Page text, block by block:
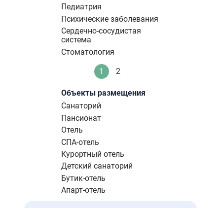
Педиатрия
Психические заболевания
Сердечно-сосудистая
система
Стоматология
Нумерация
страниц Текущая
1 Стандартное
2
Объекты размещения
Санаторий
Пансионат
Отель
СПА-отель
Курортный отель
Детский санаторий
Бутик-отель
Апарт-отель